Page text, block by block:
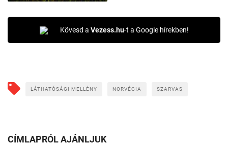
Kövesd a Vezess.hu-t a Google hírekben!
LÁTHATÓSÁGI MELLÉNY NORVÉGIA SZARVAS
CÍMLAPRÓL AJÁNLJUK